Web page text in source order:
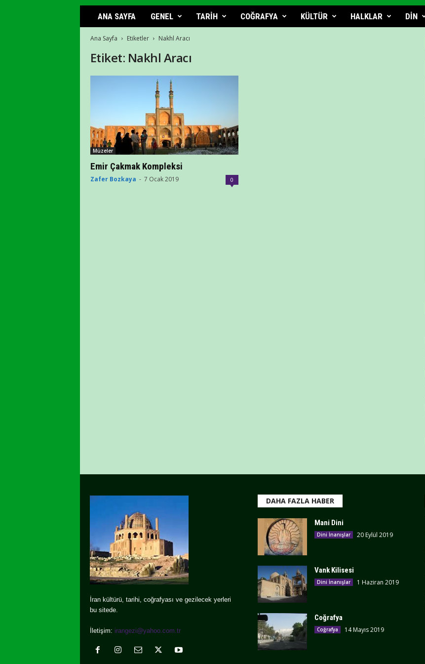
ANA SAYFA GENEL TARİH COĞRAFYA KÜLTÜR HALKLAR DİN
Ana Sayfa Etiketler Nakhl Aracı
Etiket: Nakhl Aracı
Müzeler
Emir Çakmak Kompleksi
Zafer Bozkaya - 7 Ocak 2019 0
İran kültürü, tarihi, coğrafyası ve gezilecek yerleri
bu sitede.
İletişim: irangezi@yahoo.com.tr
DAHA FAZLA HABER
Mani Dini
Dini İnanışlar 20 Eylül 2019
Vank Kilisesi
Dini İnanışlar 1 Haziran 2019
Coğrafya
Coğrafya 14 Mayıs 2019